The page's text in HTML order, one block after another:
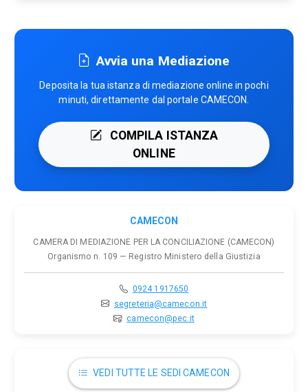
Avvia una Mediazione
Deposita la tua istanza di mediazione online in pochi
minuti, direttamente dal portale CAMECON.
COMPILA ISTANZA
ONLINE
CAMECON
CAMERA DI MEDIAZIONE PER LA CONCILIAZIONE (CAMECON)
Organismo n. 109 — Registro Ministero della Giustizia
0924 1917650
segreteria@camecon.it
camecon@pec.it
VEDI TUTTE LE SEDI CAMECON